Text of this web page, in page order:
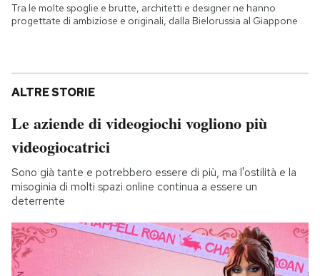
Tra le molte spoglie e brutte, architetti e designer ne hanno
progettate di ambiziose e originali, dalla Bielorussia al Giappone
ALTRE STORIE
Le aziende di videogiochi vogliono più
videogiocatrici
Sono già tante e potrebbero essere di più, ma l'ostilità e la
misoginia di molti spazi online continua a essere un
deterrente